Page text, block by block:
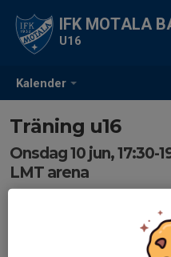
Kalender
IFK MOTALA
U16
Träning u16
Onsdag 10 jun, 17:30-
LMT arena